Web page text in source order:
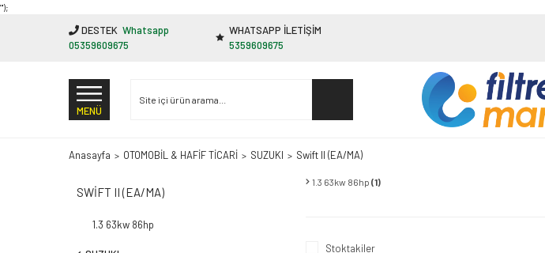
"');
DESTEK Whatsapp
05359609675
WHATSAPP İLETİŞİM
5359609675
MENÜ
Anasayfa OTOMOBİL & HAFİF TİCARİ SUZUKI Swift II (EA/MA)
SWIFT II (EA/MA)
1.3 63kw 86hp
1.3 63kw 86hp (1)
Stoktakiler